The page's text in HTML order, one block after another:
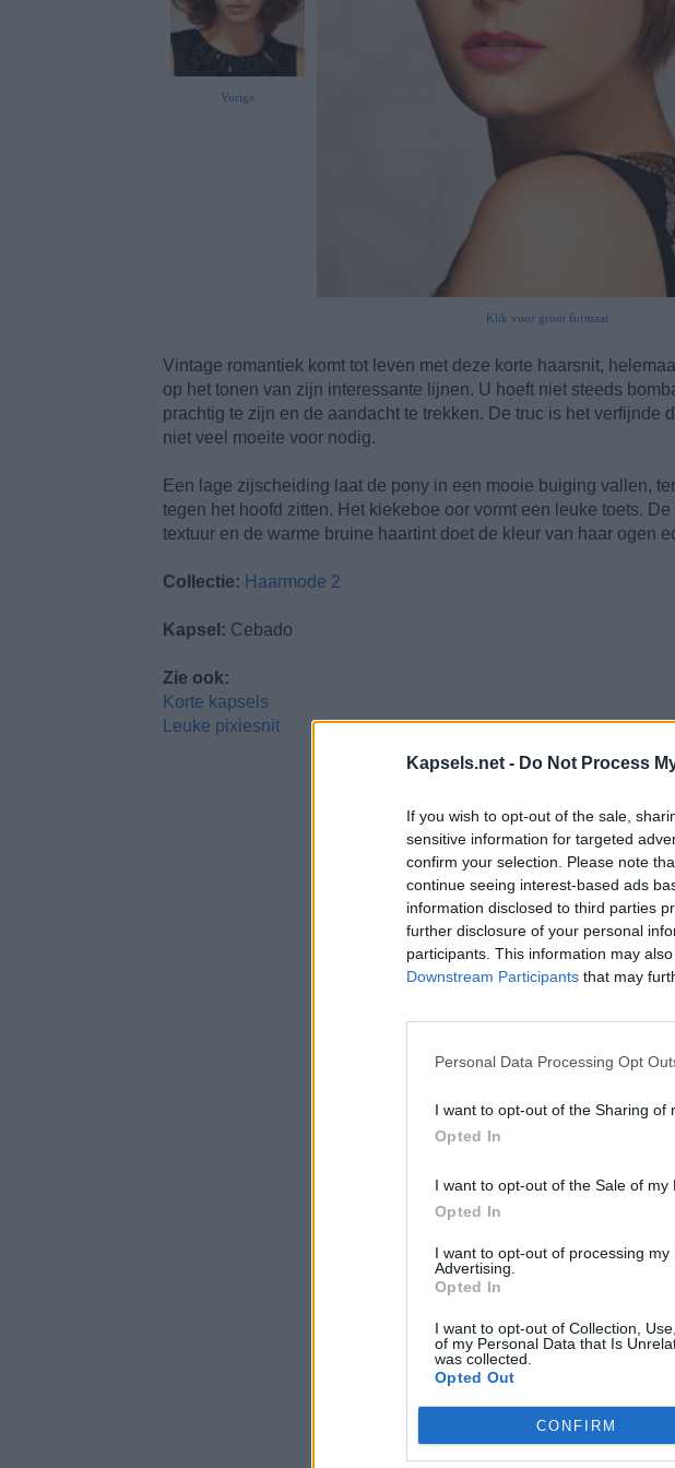
Kapsels.net - Do Not Process
If you wish to opt-out of the sale,
sensitive information for targeted
confirm your selection. Please note
continue seeing interest-based ads
information disclosed to third parties
further disclosure of your personal
participants. This information may
Downstream Participants that may
Personal Data Processing Opt
I want to opt-out of the Sharing of
Opted In
I want to opt-out of the Sale of my
Opted In
I want to opt-out of processing
Advertising.
Opted In
I want to opt-out of Collection,
of my Personal Data that Is
was collected.
Opted Out
CONFIRM
Vorige
Klik voor groot formaat
Vintage romantiek komt tot leven met deze korte haarsnit,
op het tonen van zijn interessante lijnen. U hoeft niet steeds
prachtig te zijn en de aandacht te trekken. De truc is het verfijnde
niet veel moeite voor nodig.
Een lage zijscheiding laat de pony in een mooie buiging vallen,
tegen het hoofd zitten. Het kiekeboe oor vormt een leuke toets.
textuur en de warme bruine haartint doet de kleur van haar ogen
Collectie: Haarmode 2
Kapsel: Cebado
Zie ook:
Korte kapsels
Leuke pixiesnit